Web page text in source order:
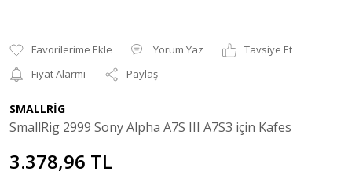
Yorum Yaz
Tavsiye Et
Fiyat Alarmı
Paylaş
SMALLRİG
SmallRig 2999 Sony Alpha A7S III A7S3 için Kafes
3.378,96 TL